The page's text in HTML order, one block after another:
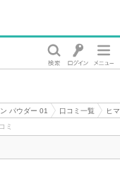
パウダー 01 口コミ一覧
ヒ
ミ